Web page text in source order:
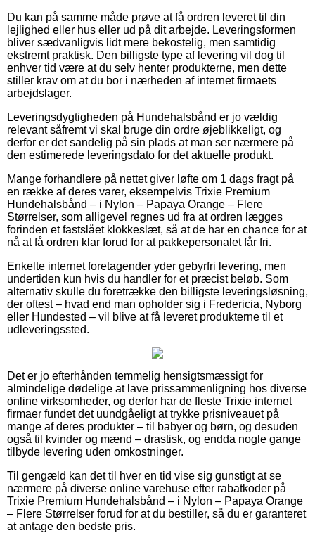
Du kan på samme måde prøve at få ordren leveret til din
lejlighed eller hus eller ud på dit arbejde. Leveringsformen
bliver sædvanligvis lidt mere bekostelig, men samtidig
ekstremt praktisk. Den billigste type af levering vil dog til
enhver tid være at du selv henter produkterne, men dette
stiller krav om at du bor i nærheden af internet firmaets
arbejdslager.
Leveringsdygtigheden på Hundehalsbånd er jo vældig
relevant såfremt vi skal bruge din ordre øjeblikkeligt, og
derfor er det sandelig på sin plads at man ser nærmere på
den estimerede leveringsdato for det aktuelle produkt.
Mange forhandlere på nettet giver løfte om 1 dags fragt på
en række af deres varer, eksempelvis Trixie Premium
Hundehalsbånd – i Nylon – Papaya Orange – Flere
Størrelser, som alligevel regnes ud fra at ordren lægges
forinden et fastslået klokkeslæt, så at de har en chance for at
nå at få ordren klar forud for at pakkepersonalet får fri.
Enkelte internet foretagender yder gebyrfri levering, men
undertiden kun hvis du handler for et præcist beløb. Som
alternativ skulle du foretrække den billigste leveringsløsning,
der oftest – hvad end man opholder sig i Fredericia, Nyborg
eller Hundested – vil blive at få leveret produkterne til et
udleveringssted.
Det er jo efterhånden temmelig hensigtsmæssigt for
almindelige dødelige at lave prissammenligning hos diverse
online virksomheder, og derfor har de fleste Trixie internet
firmaer fundet det uundgåeligt at trykke prisniveauet på
mange af deres produkter – til babyer og børn, og desuden
også til kvinder og mænd – drastisk, og endda nogle gange
tilbyde levering uden omkostninger.
Til gengæld kan det til hver en tid vise sig gunstigt at se
nærmere på diverse online varehuse efter rabatkoder på
Trixie Premium Hundehalsbånd – i Nylon – Papaya Orange
– Flere Størrelser forud for at du bestiller, så du er garanteret
at antage den bedste pris.